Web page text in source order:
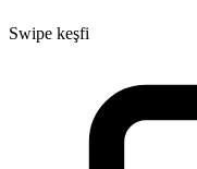
Swipe keşfi